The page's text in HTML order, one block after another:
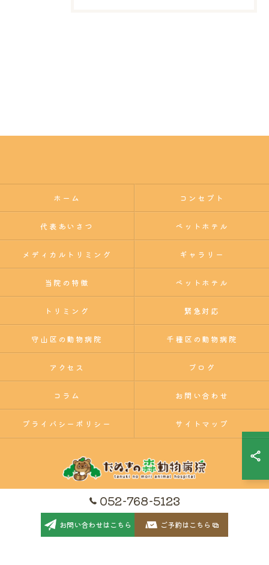
052-768-5123
お問い合わせはこちら ご予約はこちら
ホーム コンセプト
代表あいさつ ペットホテル
メディカルトリミング ギャラリー
当院の特徴 ペットホテル
トリミング 緊急対応
守山区の動物病院 千種区の動物病院
アクセス ブログ
コラム お問い合わせ
プライバシーポリシー サイトマップ
© 2026 たぬきの森動物病院｜名東区・千種区・守山区の動物病院 ALL RIGHTS
RESERVED.